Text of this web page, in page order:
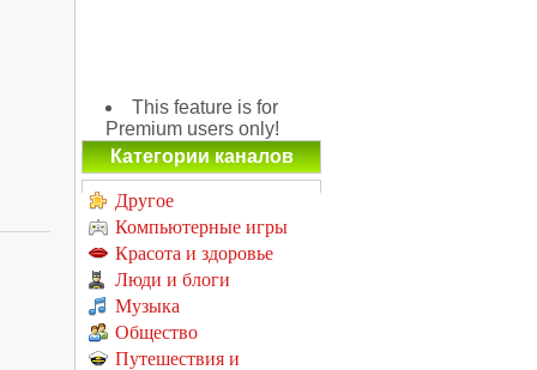
This feature is for
Premium users only!
Категории каналов
Другое
Компьютерные игры
Красота и здоровье
Люди и блоги
Музыка
Общество
Путешествия и